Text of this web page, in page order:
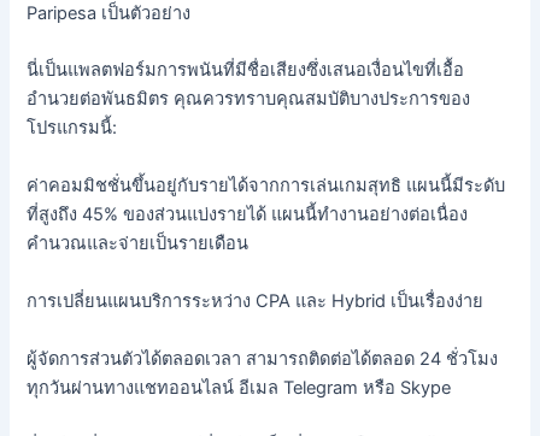
Paripesa เป็นตัวอย่าง
นี่เป็นแพลตฟอร์มการพนันที่มีชื่อเสียงซึ่งเสนอเงื่อนไขที่เอื้อ
อำนวยต่อพันธมิตร คุณควรทราบคุณสมบัติบางประการของ
โปรแกรมนี้:
ค่าคอมมิชชั่นขึ้นอยู่กับรายได้จากการเล่นเกมสุทธิ แผนนี้มีระดับ
ที่สูงถึง 45% ของส่วนแบ่งรายได้ แผนนี้ทำงานอย่างต่อเนื่อง
คำนวณและจ่ายเป็นรายเดือน
การเปลี่ยนแผนบริการระหว่าง CPA และ Hybrid เป็นเรื่องง่าย
ผู้จัดการส่วนตัวได้ตลอดเวลา สามารถติดต่อได้ตลอด 24 ชั่วโมง
ทุกวันผ่านทางแชทออนไลน์ อีเมล Telegram หรือ Skype